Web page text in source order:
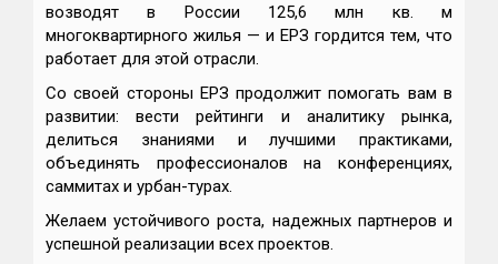
возводят в России 125,6 млн кв. м
многоквартирного жилья — и ЕРЗ гордится тем, что
работает для этой отрасли.
Со своей стороны ЕРЗ продолжит помогать вам в
развитии: вести рейтинги и аналитику рынка,
делиться знаниями и лучшими практиками,
объединять профессионалов на конференциях,
саммитах и урбан-турах.
Желаем устойчивого роста, надежных партнеров и
успешной реализации всех проектов.